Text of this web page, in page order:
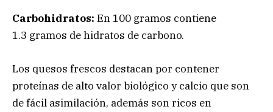
Carbohidratos: En 100 gramos contiene
1.3 gramos de hidratos de carbono.
Los quesos frescos destacan por contener
proteínas de alto valor biológico y calcio que son
de fácil asimilación, además son ricos en